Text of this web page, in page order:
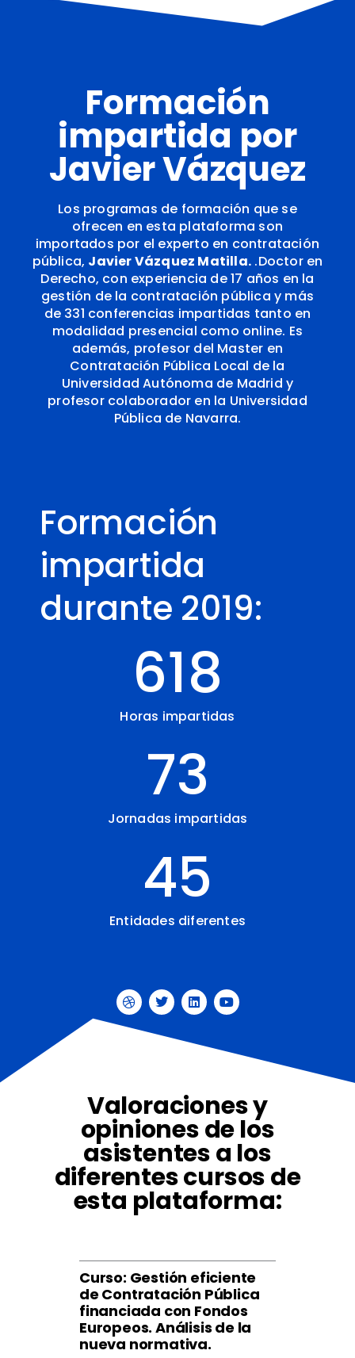
Formación
impartida por
Javier Vázquez
Los programas de formación que se
ofrecen en esta plataforma son
importados por el experto en contratación
pública, Javier Vázquez Matilla. .Doctor en
Derecho, con experiencia de 17 años en la
gestión de la contratación pública y más
de 331 conferencias impartidas tanto en
modalidad presencial como online. Es
además, profesor del Master en
Contratación Pública Local de la
Universidad Autónoma de Madrid y
profesor colaborador en la Universidad
Pública de Navarra.
Formación
impartida
durante 2019:
Horas impartidas
618
Jornadas impartidas
73
Entidades diferentes
45
D
r
i
T
w
i
L
i
k
Y
o
u
Valoraciones y
opiniones de los
asistentes a los
diferentes cursos de
esta plataforma:
Curso: Gestión eficiente
de Contratación Pública
financiada con Fondos
Europeos. Análisis de la
nueva normativa.